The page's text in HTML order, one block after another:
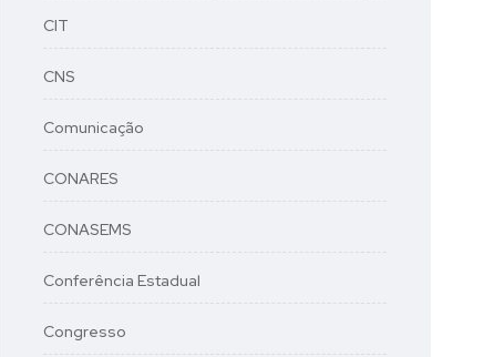
CIT
CNS
Comunicação
CONARES
CONASEMS
Conferência Estadual
Congresso